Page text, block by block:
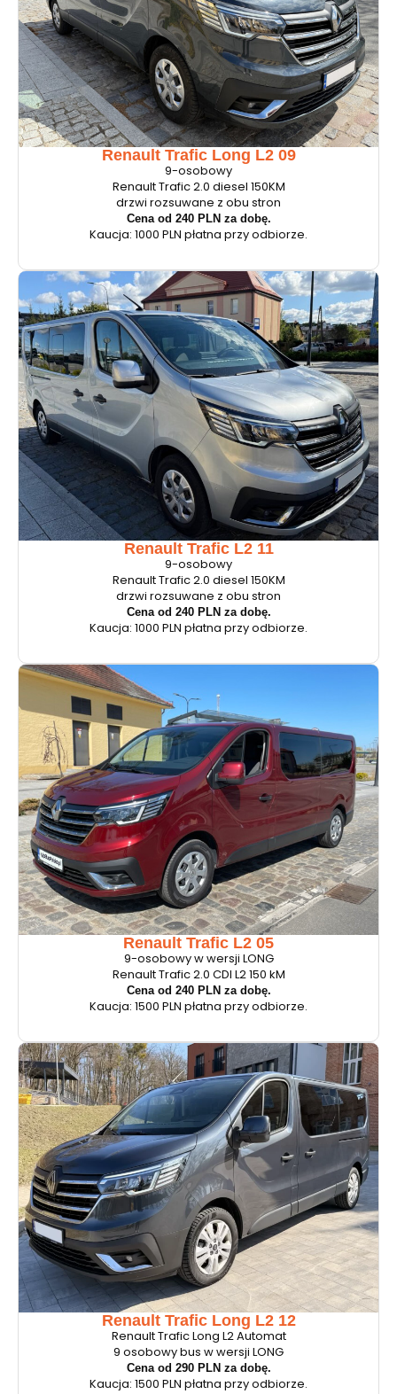
Renault Trafic Long L2 09
9-osobowy
Renault Trafic 2.0 diesel 150KM
drzwi rozsuwane z obu stron
Cena od 240 PLN za dobę.
Kaucja: 1000 PLN płatna przy odbiorze.
Renault Trafic L2 11
9-osobowy
Renault Trafic 2.0 diesel 150KM
drzwi rozsuwane z obu stron
Cena od 240 PLN za dobę.
Kaucja: 1000 PLN płatna przy odbiorze.
Renault Trafic L2 05
9-osobowy w wersji LONG
Renault Trafic 2.0 CDI L2 150 kM
Cena od 240 PLN za dobę.
Kaucja: 1500 PLN płatna przy odbiorze.
Renault Trafic Long L2 12
Renault Trafic Long L2 Automat
9 osobowy bus w wersji LONG
Cena od 290 PLN za dobę.
Kaucja: 1500 PLN płatna przy odbiorze.